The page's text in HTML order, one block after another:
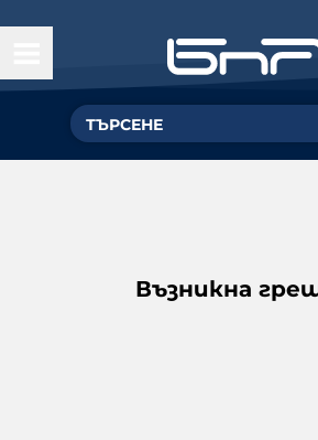
Възникна